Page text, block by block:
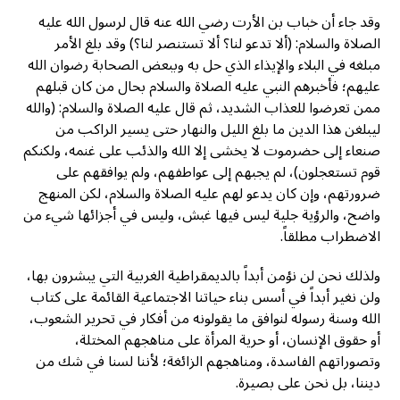
وقد جاء أن خباب بن الأرت رضي الله عنه قال لرسول الله عليه
الصلاة والسلام: (ألا تدعو لنا؟ ألا تستنصر لنا؟) وقد بلغ الأمر
مبلغه في البلاء والإيذاء الذي حل به وببعض الصحابة رضوان الله
عليهم؛ فأخبرهم النبي عليه الصلاة والسلام بحال من كان قبلهم
ممن تعرضوا للعذاب الشديد، ثم قال عليه الصلاة والسلام: (والله
ليبلغن هذا الدين ما بلغ الليل والنهار حتى يسير الراكب من
صنعاء إلى حضرموت لا يخشى إلا الله والذئب على غنمه، ولكنكم
قوم تستعجلون)، لم يجبهم إلى عواطفهم، ولم يوافقهم على
ضرورتهم، وإن كان يدعو لهم عليه الصلاة والسلام، لكن المنهج
واضح، والرؤية جلية ليس فيها غبش، وليس في أجزائها شيء من
الاضطراب مطلقاً.
ولذلك نحن لن نؤمن أبداً بالديمقراطية الغربية التي يبشرون بها،
ولن نغير أبداً في أسس بناء حياتنا الاجتماعية القائمة على كتاب
الله وسنة رسوله لنوافق ما يقولونه من أفكار في تحرير الشعوب،
أو حقوق الإنسان، أو حرية المرأة على مناهجهم المختلة،
وتصوراتهم الفاسدة، ومناهجهم الزائغة؛ لأننا لسنا في شك من
ديننا، بل نحن على بصيرة.